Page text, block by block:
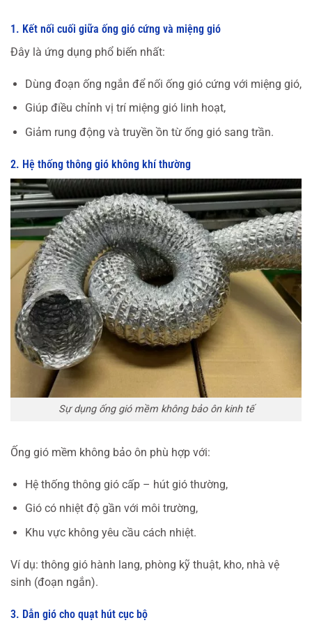
1. Kết nối cuối giữa ống gió cứng và miệng gió
Đây là ứng dụng phổ biến nhất:
Dùng đoạn ống ngắn để nối ống gió cứng với miệng gió,
Giúp điều chỉnh vị trí miệng gió linh hoạt,
Giảm rung động và truyền ồn từ ống gió sang trần.
2. Hệ thống thông gió không khí thường
Sự dụng ống gió mềm không bảo ôn kinh tế
Ống gió mềm không bảo ôn phù hợp với:
Hệ thống thông gió cấp – hút gió thường,
Gió có nhiệt độ gần với môi trường,
Khu vực không yêu cầu cách nhiệt.
Ví dụ: thông gió hành lang, phòng kỹ thuật, kho, nhà vệ
sinh (đoạn ngắn).
3. Dẫn gió cho quạt hút cục bộ